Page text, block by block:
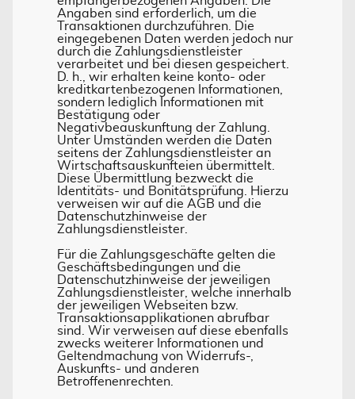
Angaben sind erforderlich, um die
Transaktionen durchzuführen. Die
eingegebenen Daten werden jedoch nur
durch die Zahlungsdienstleister
verarbeitet und bei diesen gespeichert.
D. h., wir erhalten keine konto- oder
kreditkartenbezogenen Informationen,
sondern lediglich Informationen mit
Bestätigung oder
Negativbeauskunftung der Zahlung.
Unter Umständen werden die Daten
seitens der Zahlungsdienstleister an
Wirtschaftsauskunfteien übermittelt.
Diese Übermittlung bezweckt die
Identitäts- und Bonitätsprüfung. Hierzu
verweisen wir auf die AGB und die
Datenschutzhinweise der
Zahlungsdienstleister.
Für die Zahlungsgeschäfte gelten die
Geschäftsbedingungen und die
Datenschutzhinweise der jeweiligen
Zahlungsdienstleister, welche innerhalb
der jeweiligen Webseiten bzw.
Transaktionsapplikationen abrufbar
sind. Wir verweisen auf diese ebenfalls
zwecks weiterer Informationen und
Geltendmachung von Widerrufs-,
Auskunfts- und anderen
Betroffenenrechten.